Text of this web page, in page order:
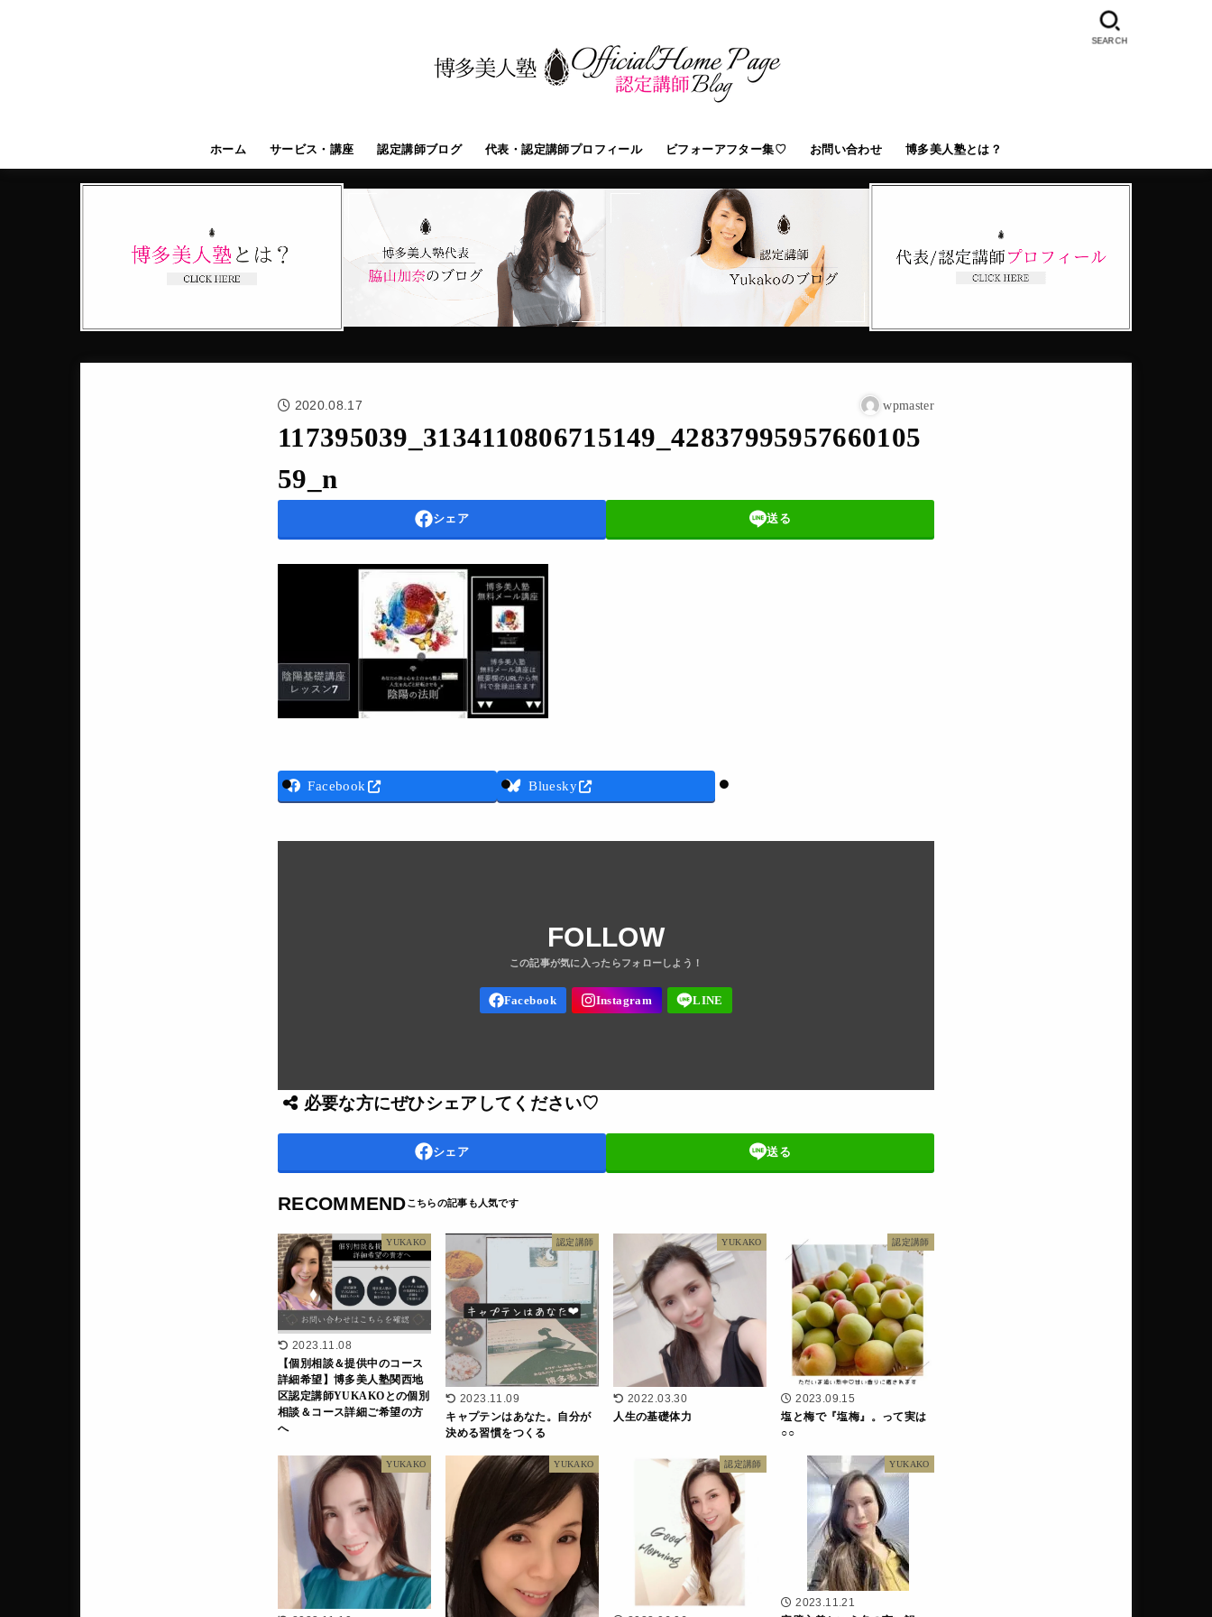
ホーム サービス・講座 認定講師ブログ 代表・認定講師プロフィール ビフォーアフター集♡ お問い合わせ 博多美人塾とは？
SEARCH
2020.08.17 wpmaster
117395039_3134110806715149_42837995957660105
59_n
シェア 送る
Facebook Bluesky
FOLLOW
必要な方にぜひシェアしてください♡
シェア 送る
RECOMMEND
YUKAKO
2023.11.08
【個別相談＆提供中のコース
詳細希望】博多美人塾関西地
区認定講師YUKAKOとの個別
相談＆コース詳細ご希望の方
へ
認定講師
2023.11.09
キャプテンはあなた。自分が
決める習慣をつくる
YUKAKO
2022.03.30
人生の基礎体力
認定講師
2023.09.15
塩と梅で『塩梅』。って実は
○○
YUKAKO YUKAKO 認定講師 YUKAKO
2023.11.21